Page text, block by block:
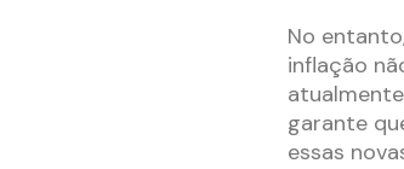
No
inflação
garante
essas